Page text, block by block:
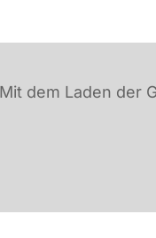
Mit dem Laden der